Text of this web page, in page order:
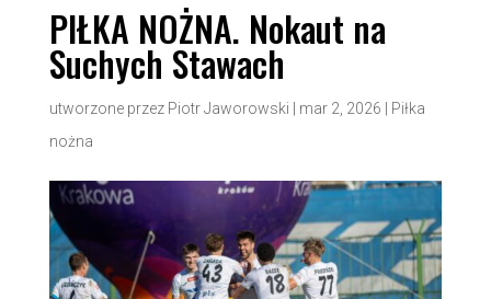
PIŁKA NOŻNA. Nokaut na
Suchych Stawach
utworzone przez Piotr Jaworowski | mar 2, 2026 | Piłka
nożna